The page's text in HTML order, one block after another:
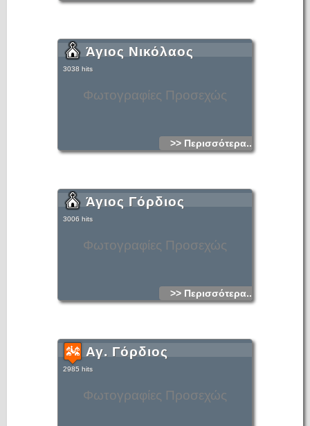
Φωτογραφίες Προσεχώς
Άγιος Νικόλαος
3038 hits
>> Περισσότερα...
Φωτογραφίες Προσεχώς
Άγιος Γόρδιος
3006 hits
>> Περισσότερα...
Φωτογραφίες Προσεχώς
Αγ. Γόρδιος
2985 hits